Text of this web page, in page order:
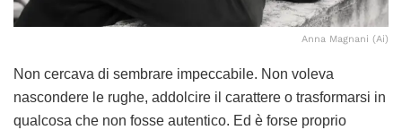
Anna Magnani (Ai)
Non cercava di sembrare impeccabile. Non voleva
nascondere le rughe, addolcire il carattere o trasformarsi in
qualcosa che non fosse autentico. Ed è forse proprio